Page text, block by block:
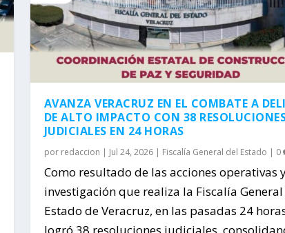
AVANZA VERACRUZ EN EL COMBATE A
DE ALTO IMPACTO CON 38
JUDICIALES EN 24 HORAS
por redaccion Jul 24, 2026| Fiscalía General del Estado 0
Como resultado de las acciones operativas
investigación que realiza la Fiscalía
Estado de Veracruz, en las pasadas 24